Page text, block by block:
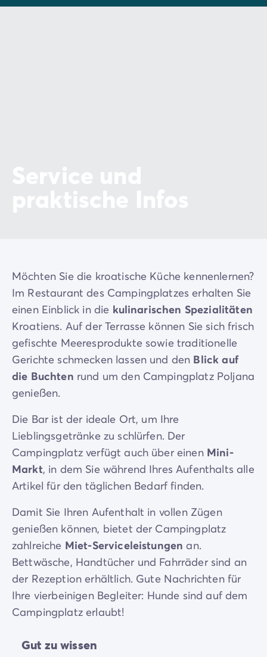
Möchten Sie die kroatische Küche kennenlernen?
Im Restaurant des Campingplatzes erhalten Sie
einen Einblick in die kulinarischen Spezialitäten
Kroatiens. Auf der Terrasse können Sie sich frisch
gefischte Meeresprodukte sowie traditionelle
Gerichte schmecken lassen und den Blick auf
die Buchten rund um den Campingplatz Poljana
genießen.
Die Bar ist der ideale Ort, um Ihre
Lieblingsgetränke zu schlürfen. Der
Campingplatz verfügt auch über einen Mini-
Markt, in dem Sie während Ihres Aufenthalts alle
Artikel für den täglichen Bedarf finden.
Damit Sie Ihren Aufenthalt in vollen Zügen
genießen können, bietet der Campingplatz
zahlreiche Miet-Serviceleistungen an.
Bettwäsche, Handtücher und Fahrräder sind an
der Rezeption erhältlich. Gute Nachrichten für
Ihre vierbeinigen Begleiter: Hunde sind auf dem
Campingplatz erlaubt!
Gut zu wissen